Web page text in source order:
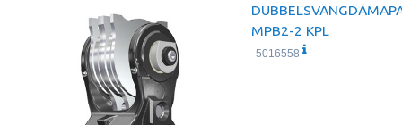
MPB2-2 KPL
5016558